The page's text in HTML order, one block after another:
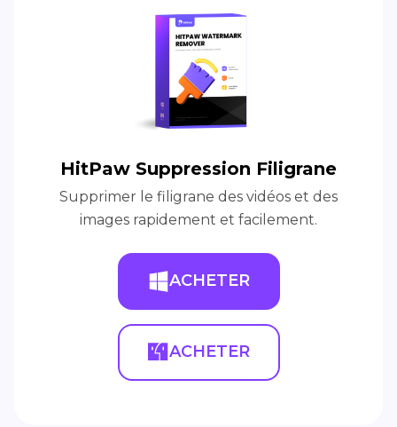
HitPaw Suppression Filigrane
Supprimer le filigrane des vidéos et des
images rapidement et facilement.
ACHETER
ACHETER